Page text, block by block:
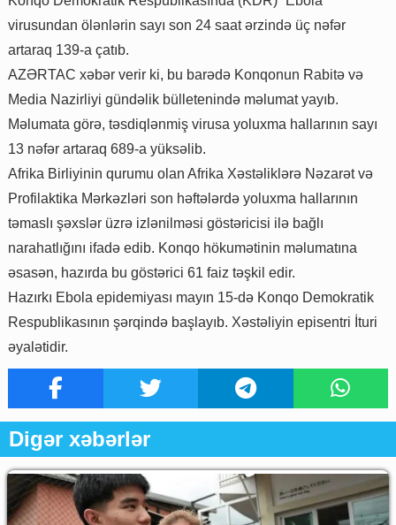
virusundan ölənlərin sayı son 24 saat ərzində üç nəfər
artaraq 139-a çatıb.
AZƏRTAC xəbər verir ki, bu barədə Konqonun Rabitə və
Media Nazirliyi gündəlik bülletenində məlumat yayıb.
Məlumata görə, təsdiqlənmiş virusa yoluxma hallarının sayı
13 nəfər artaraq 689-a yüksəlib.
Afrika Birliyinin qurumu olan Afrika Xəstəliklərə Nəzarət və
Profilaktika Mərkəzləri son həftələrdə yoluxma hallarının
təmaslı şəxslər üzrə izlənilməsi göstəricisi ilə bağlı
narahatlığını ifadə edib. Konqo hökumətinin məlumatına
əsasən, hazırda bu göstərici 61 faiz təşkil edir.
Hazırkı Ebola epidemiyası mayın 15-də Konqo Demokratik
Respublikasının şərqində başlayıb. Xəstəliyin episentri İturi
əyalətidir.
Digər xəbərlər